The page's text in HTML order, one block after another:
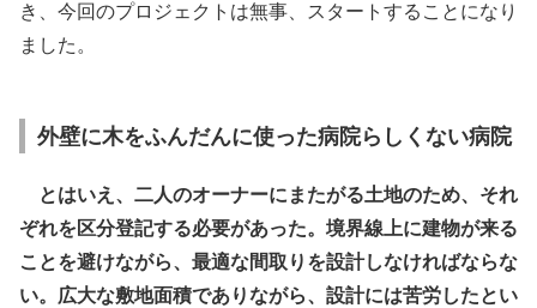
き、今回のプロジェクトは無事、スタートすることになり
ました。
外壁に木をふんだんに使った病院らしくない病院
とはいえ、二人のオーナーにまたがる土地のため、それ
ぞれを区分登記する必要があった。境界線上に建物が来る
ことを避けながら、最適な間取りを設計しなければならな
い。広大な敷地面積でありながら、設計には苦労したとい